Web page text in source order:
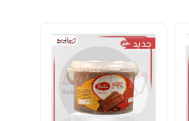
جديد